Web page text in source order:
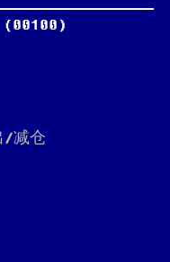
(00100)
/减仓